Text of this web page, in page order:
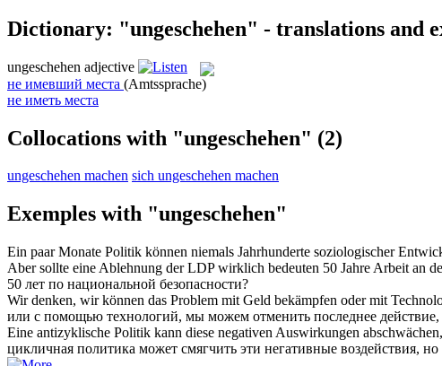
Dictionary: "ungeschehen" - translations and
ungeschehen adjective
не имевший места (Amtssprache)
не иметь места
Collocations with "ungeschehen" (2)
ungeschehen machen sich ungeschehen machen
Exemples with "ungeschehen"
Ein paar Monate Politik können niemals Jahrhunderte soziologischer
Aber sollte eine Ablehnung der LDP wirklich bedeuten 50 Jahre Arbeit an
50 лет по национальной безопасности?
Wir denken, wir können das Problem mit Geld bekämpfen oder mit
или с помощью технологий, мы можем отменить последнее действие,
Eine antizyklische Politik kann diese negativen Auswirkungen
цикличная политика может смягчить эти негативные воздействия,